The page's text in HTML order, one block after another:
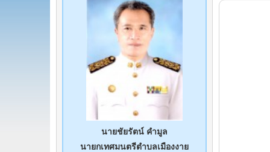
นายชัยรัตน์ คำมูล
นายกเทศมนตรีตำบลเมืองงาย